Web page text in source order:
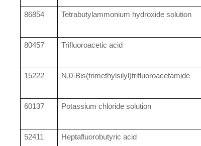
86854 Tetrabutylammonium hydroxide solution
80457 Trifluoroacetic acid
15222 N,0-Bis(trimethylsilyl)trifluoroacetamide
60137 Potassium chloride solution
52411 Heptafluorobutyric acid